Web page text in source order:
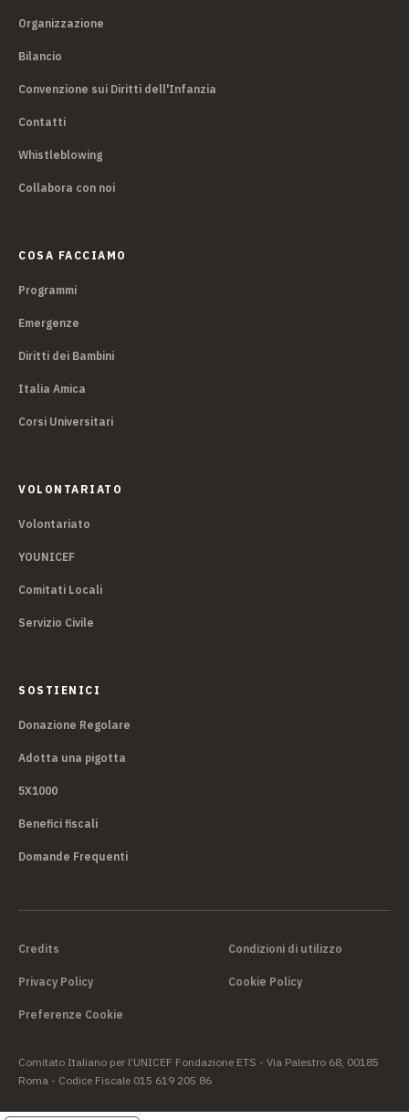
Organizzazione
Bilancio
Convenzione sui Diritti dell'Infanzia
Contatti
Whistleblowing
Collabora con noi
COSA FACCIAMO
Programmi
Emergenze
Diritti dei Bambini
Italia Amica
Corsi Universitari
VOLONTARIATO
Volontariato
YOUNICEF
Comitati Locali
Servizio Civile
SOSTIENICI
Donazione Regolare
Adotta una pigotta
5X1000
Benefici fiscali
Domande Frequenti
Credits Condizioni di utilizzo
Privacy Policy Cookie Policy
Preferenze Cookie
Comitato Italiano per l’UNICEF Fondazione ETS - Via Palestro 68, 00185
Roma - Codice Fiscale 015 619 205 86